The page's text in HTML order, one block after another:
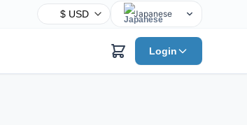
Japanese
English
Chinese
Login